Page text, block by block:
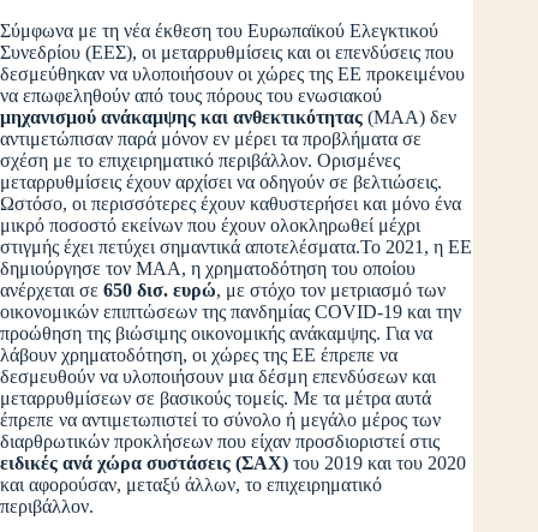
Σύμφωνα με τη νέα έκθεση του Ευρωπαϊκού Ελεγκτικού
Συνεδρίου (ΕΕΣ), οι μεταρρυθμίσεις και οι επενδύσεις που
δεσμεύθηκαν να υλοποιήσουν οι χώρες της ΕΕ προκειμένου
να επωφεληθούν από τους πόρους του ενωσιακού
μηχανισμού ανάκαμψης και ανθεκτικότητας (ΜΑΑ) δεν
αντιμετώπισαν παρά μόνον εν μέρει τα προβλήματα σε
σχέση με το επιχειρηματικό περιβάλλον. Ορισμένες
μεταρρυθμίσεις έχουν αρχίσει να οδηγούν σε βελτιώσεις.
Ωστόσο, οι περισσότερες έχουν καθυστερήσει και μόνο ένα
μικρό ποσοστό εκείνων που έχουν ολοκληρωθεί μέχρι
στιγμής έχει πετύχει σημαντικά αποτελέσματα.Το 2021, η ΕΕ
δημιούργησε τον ΜΑΑ, η χρηματοδότηση του οποίου
ανέρχεται σε 650 δισ. ευρώ, με στόχο τον μετριασμό των
οικονομικών επιπτώσεων της πανδημίας COVID-19 και την
προώθηση της βιώσιμης οικονομικής ανάκαμψης. Για να
λάβουν χρηματοδότηση, οι χώρες της ΕΕ έπρεπε να
δεσμευθούν να υλοποιήσουν μια δέσμη επενδύσεων και
μεταρρυθμίσεων σε βασικούς τομείς. Με τα μέτρα αυτά
έπρεπε να αντιμετωπιστεί το σύνολο ή μεγάλο μέρος των
διαρθρωτικών προκλήσεων που είχαν προσδιοριστεί στις
ειδικές ανά χώρα συστάσεις (ΣΑΧ) του 2019 και του 2020
και αφορούσαν, μεταξύ άλλων, το επιχειρηματικό
περιβάλλον.